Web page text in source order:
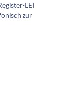
LEI
zur